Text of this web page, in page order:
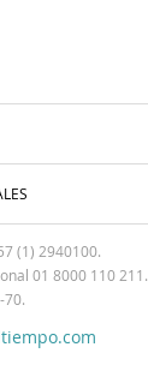
(1) 2940100.
01 8000 110 211.
70.